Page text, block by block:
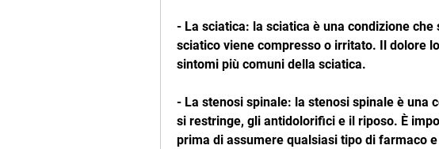
- La sciatica: la sciatica è una condizione
sciatico viene compresso o irritato. Il dolore
sintomi più comuni della sciatica.
- La stenosi spinale: la stenosi spinale è una
si restringe, gli antidolorifici e il riposo. È
prima di assumere qualsiasi tipo di farmaco